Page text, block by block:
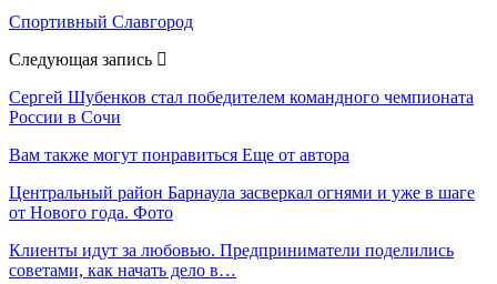
Спортивный Славгород
Следующая запись
Сергей Шубенков стал победителем командного чемпионата
России в Сочи
Вам также могут понравиться Еще от автора
Центральный район Барнаула засверкал огнями и уже в шаге
от Нового года. Фото
Клиенты идут за любовью. Предприниматели поделились
советами, как начать дело в…